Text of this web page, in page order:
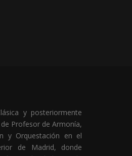
y posteriormente
Profesor de Armonía,
y Orquestación en el
de Madrid, donde